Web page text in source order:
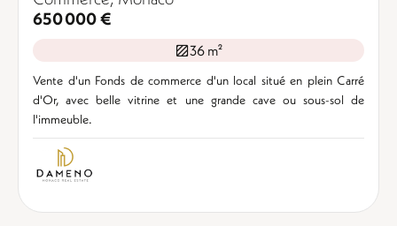
650 000 €
36 m²
Vente d'un Fonds de commerce d'un local situé en plein Carré
d'Or, avec belle vitrine et une grande cave ou sous-sol de
l'immeuble.